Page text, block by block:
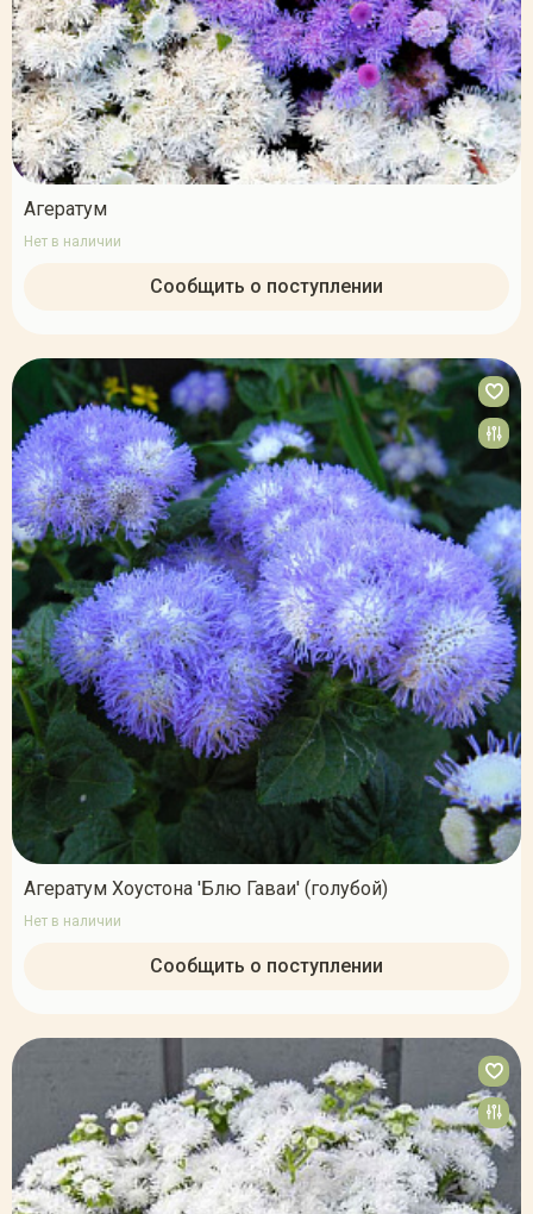
Агератум
Нет в наличии
Сообщить о поступлении
Агератум Хоустона 'Блю Гаваи' (голубой)
Нет в наличии
Сообщить о поступлении